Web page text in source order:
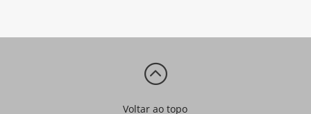
:
Voltar ao topo